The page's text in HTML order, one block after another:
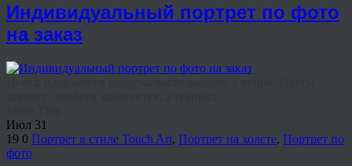
Индивидуальный портрет по фото
на заказ
Июл 31
19 0 Портрет в стиле Touch Art, Портрет на холсте, Портрет по
фото